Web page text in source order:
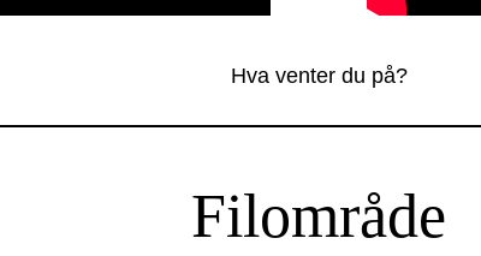
Hva venter du på?
Filområde